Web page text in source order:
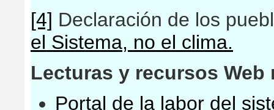
[4] Declaración de los
el Sistema, no el clima.
Lecturas y recursos Web
Portal de la labor del